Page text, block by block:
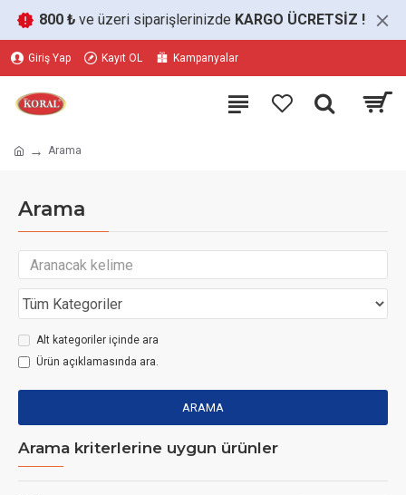
800 ₺ve üzeri siparişlerinizde KARGO ÜCRETSİZ !
Giriş Yap Kayıt OL Kampanyalar
Arama
Arama
Alt kategoriler içinde ara
Ürün açıklamasında ara.
ARAMA
Arama kriterlerine uygun ürünler